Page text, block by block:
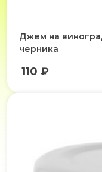
Джем на
черника
110 ₽